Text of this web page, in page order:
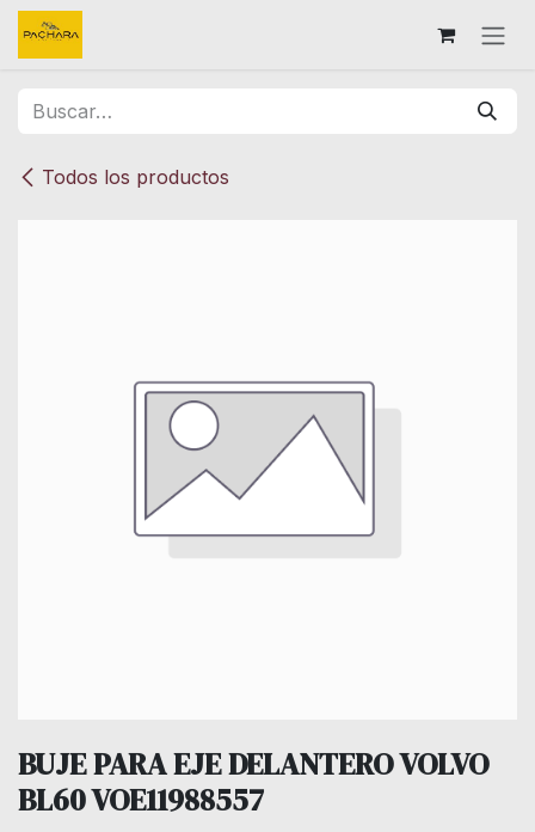
Ir al contenido
Todos los productos
BUJE PARA EJE DELANTERO VOLVO
BL60 VOE11988557